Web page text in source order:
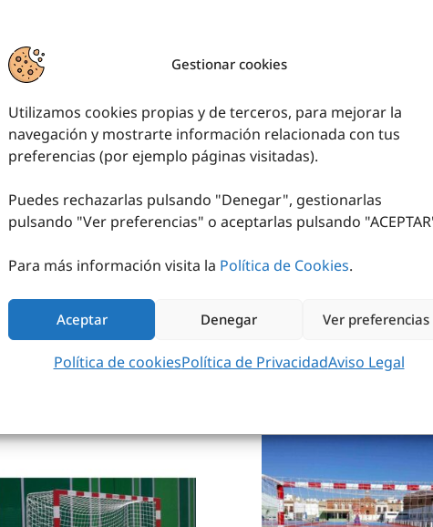
Gestionar cookies
Utilizamos cookies propias y de terceros, para mejorar la
navegación y mostrarte información relacionada con tus
preferencias (por ejemplo páginas visitadas).
Puedes rechazarlas pulsando "Denegar", gestionarlas
pulsando "Ver preferencias" o aceptarlas pulsando
Para más información visita la Política de Cookies.
Aceptar Denegar Ver preferencias
Política de cookiesPolítica de PrivacidadAviso Legal
JUEGO PORTERÍA
BALONMANO FÚTBOL
SALA FIJA
PEDIR PRESUPUESTO